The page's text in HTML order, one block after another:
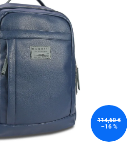
114,60 €
–16 %